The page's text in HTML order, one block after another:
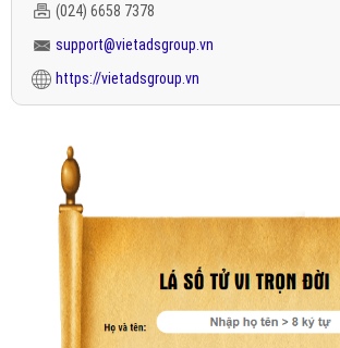
(024) 6658 7378
support@vietadsgroup.vn
https://vietadsgroup.vn